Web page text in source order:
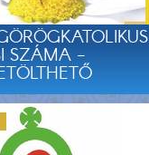
SZÁMA -